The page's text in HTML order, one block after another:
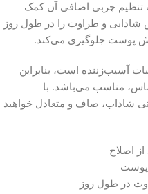
تنظیم چربی اضافی آن کمک
شادابی و طراوت را در طول روز
پوست جلوگیری می‌کند.
آسیب‌زننده است، بنابراین
مناسب می‌باشد. با
شاداب، صاف و متعادل خواهید
اصلاح
پوست
در طول روز